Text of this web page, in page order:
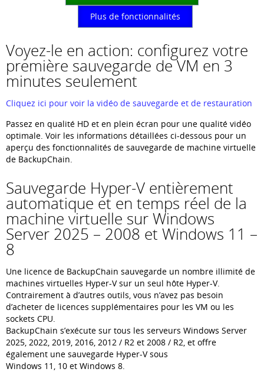
Plus de fonctionnalités
Voyez-le en action: configurez votre
première sauvegarde de VM en 3
minutes seulement
Cliquez ici pour voir la vidéo de sauvegarde et de restauration
Passez en qualité HD et en plein écran pour une qualité vidéo
optimale. Voir les informations détaillées ci-dessous pour un
aperçu des fonctionnalités de sauvegarde de machine virtuelle
de BackupChain.
Sauvegarde Hyper-V entièrement
automatique et en temps réel de la
machine virtuelle sur Windows
Server 2025 – 2008 et Windows 11 –
8
Une licence de BackupChain sauvegarde un nombre illimité de
machines virtuelles Hyper-V sur un seul hôte Hyper-V.
Contrairement à d’autres outils, vous n’avez pas besoin
d’acheter de licences supplémentaires pour les VM ou les
sockets CPU.
BackupChain s’exécute sur tous les serveurs Windows Server
2025, 2022, 2019, 2016, 2012 / R2 et 2008 / R2, et offre
également une sauvegarde Hyper-V sous
Windows 11, 10 et Windows 8.